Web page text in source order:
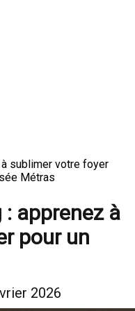
à sublimer votre foyer
Métras
: apprenez à
pour un
2026